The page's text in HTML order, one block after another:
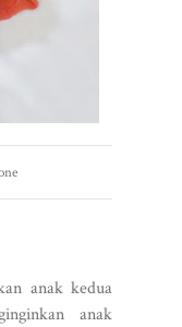
anak kedua
anak